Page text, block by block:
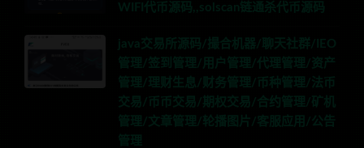
WIFI代币源码,,solscan链通杀代币源码
java交易所源码/撮合机器/聊天社群/IEO
管理/签到管理/用户管理/代理管理/资产
管理/理财生息/财务管理/币种管理/法币
交易/币币交易/期权交易/合约管理/矿机
管理/文章管理/轮播图片/客服应用/公告
管理